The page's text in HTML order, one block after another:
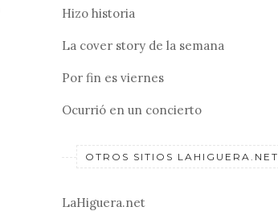
Hizo historia
La cover story de la semana
Por fin es viernes
Ocurrió en un concierto
OTROS SITIOS LAHIGUERA.NET
LaHiguera.net